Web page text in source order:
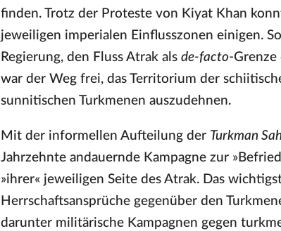
finden. Trotz der Proteste von Kiyat Khan
jeweiligen imperialen Einflusszonen einigen.
Regierung, den Fluss Atrak alsde-facto-Grenze
war der Weg frei, das Territorium der
sunnitischen Turkmenen auszudehnen.
Mit der informellen Aufteilung der Turkman
Jahrzehnte andauernde Kampagne zur
»ihrer« jeweiligen Seite des Atrak. Das
Herrschaftsansprüche gegenüber den
darunter militärische Kampagnen gegen